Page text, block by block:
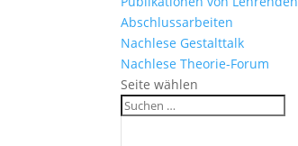
Abschlussarbeiten
Nachlese Gestalttalk
Nachlese Theorie-Forum
Seite wählen